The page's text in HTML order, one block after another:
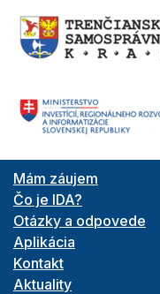
Mám záujem
Čo je IDA?
Otázky a odpovede
Aplikácia
Kontakt
Aktuality